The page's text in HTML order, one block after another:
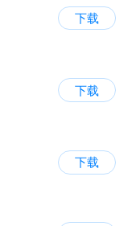
下载
下载
下载